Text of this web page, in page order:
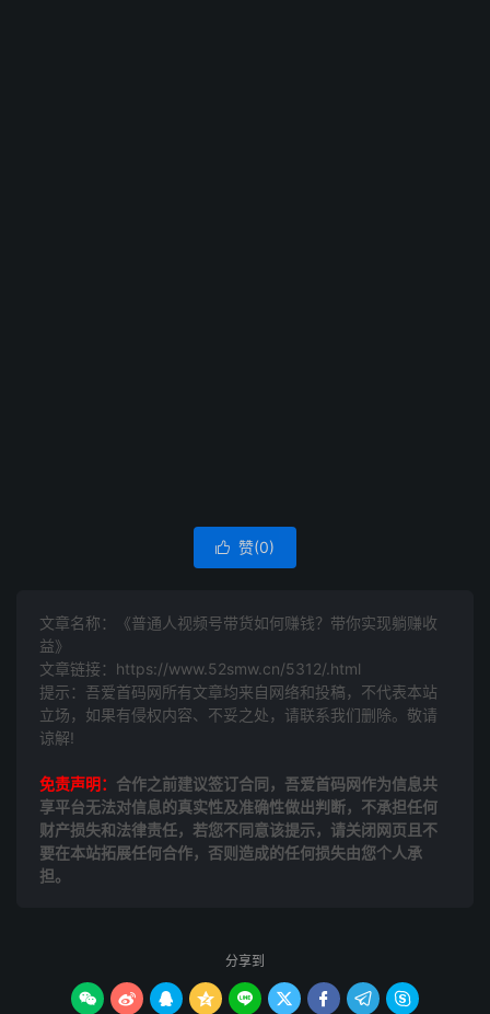
 赞(0)
文章名称：《普通人视频号带货如何赚钱？带你实现躺赚收
益》
文章链接： https://www.52smw.cn/5312/.html
提示：吾爱首码网所有文章均来自网络和投稿，不代表本站
立场，如果有侵权内容、不妥之处，请联系我们删除。敬请
谅解!
免责声明： 合作之前建议签订合同，吾爱首码网作为信息共
享平台无法对信息的真实性及准确性做出判断，不承担任何
财产损失和法律责任，若您不同意该提示，请关闭网页且不
要在本站拓展任何合作，否则造成的任何损失由您个人承
担。
分享到
        